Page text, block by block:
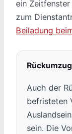
ein Zeitfenster
zum
Beiladung
Rückumzug
Auch der
befristeten
sein. Die